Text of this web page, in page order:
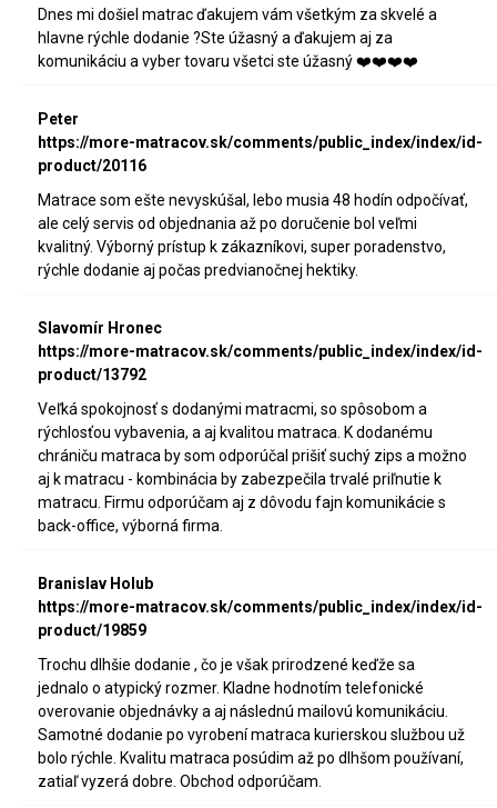
Dnes mi došiel matrac ďakujem vám všetkým za skvelé a
hlavne rýchle dodanie ?Ste úžasný a ďakujem aj za
komunikáciu a vyber tovaru všetci ste úžasný ❤️❤️❤️❤️
Peter
https://more-matracov.sk/comments/public_index/index/id-
product/20116
Matrace som ešte nevyskúšal, lebo musia 48 hodín odpočívať,
ale celý servis od objednania až po doručenie bol veľmi
kvalitný. Výborný prístup k zákazníkovi, super poradenstvo,
rýchle dodanie aj počas predvianočnej hektiky.
Slavomír Hronec
https://more-matracov.sk/comments/public_index/index/id-
product/13792
Veľká spokojnosť s dodanými matracmi, so spôsobom a
rýchlosťou vybavenia, a aj kvalitou matraca. K dodanému
chrániču matraca by som odporúčal prišiť suchý zips a možno
aj k matracu - kombinácia by zabezpečila trvalé priľnutie k
matracu. Firmu odporúčam aj z dôvodu fajn komunikácie s
back-office, výborná firma.
Branislav Holub
https://more-matracov.sk/comments/public_index/index/id-
product/19859
Trochu dlhšie dodanie , čo je však prirodzené keďže sa
jednalo o atypický rozmer. Kladne hodnotím telefonické
overovanie objednávky a aj následnú mailovú komunikáciu.
Samotné dodanie po vyrobení matraca kurierskou službou už
bolo rýchle. Kvalitu matraca posúdim až po dlhšom používaní,
zatiaľ vyzerá dobre. Obchod odporúčam.